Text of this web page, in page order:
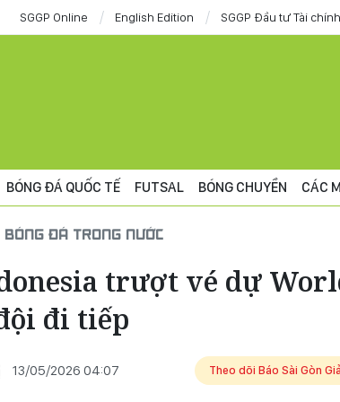
SGGP Online English Edition SGGP Đầu tư Tài chính
BÓNG ĐÁ QUỐC TẾ FUTSAL BÓNG CHUYỀN CÁC
BÓNG ĐÁ TRONG NƯỚC
trượt vé dự
đi tiếp
13/05/2026 04:07 Theo dõi Báo Sài Gòn